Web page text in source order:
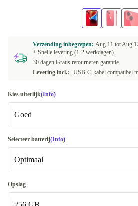
Verzending inbegrepen: Aug 11 totAug
+ Snelle levering (1-2 werkdagen)
30 dagen Gratis retourneren garantie
Levering incl.:
USB-C-kabel compatibel
Kies uiterlijk(Info)
Goed
Goed
Heel goed
Uitstekend
Selecteer batterij(Info)
Optimaal
Optimaal
Opslag